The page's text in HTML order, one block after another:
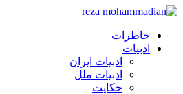
خاطرات
ادبیات
ادبیات ایران
ادبیات ملل
حکایت